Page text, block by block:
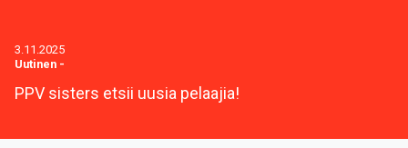
3.11.2025
Uutinen -
PPV sisters etsii uusia pelaajia!